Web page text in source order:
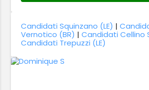
Candidati Squinzano (LE) |
Vernotico (BR) |Candidati Cellino
Candidati Trepuzzi (LE)